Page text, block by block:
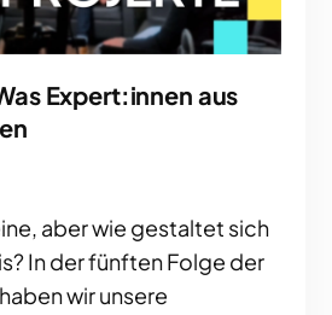
Expert:innen aus
aber wie gestaltet sich
In der fünften Folge der
wir unsere